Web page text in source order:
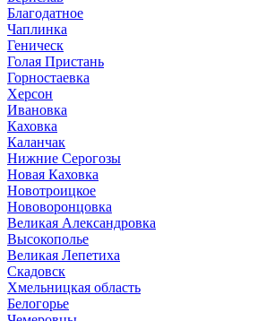
Благодатное
Чаплинка
Геническ
Голая Пристань
Горностаевка
Херсон
Ивановка
Каховка
Каланчак
Нижние Серогозы
Новая Каховка
Новотроицкое
Нововоронцовка
Великая Александровка
Высокополье
Великая Лепетиха
Скадовск
Хмельницкая область
Белогорье